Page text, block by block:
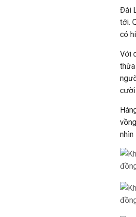
Đài
tới.
có
Với
cười
nhìn